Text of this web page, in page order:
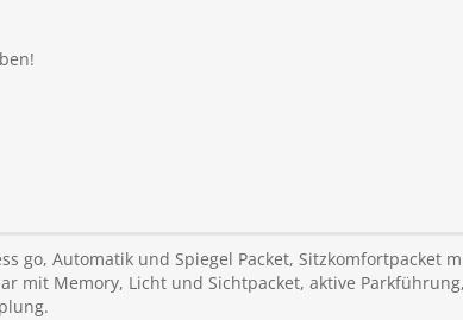
go, Automatik und Spiegel Packet, Sitzkomfortpacket
mit Memory, Licht und Sichtpacket, aktive